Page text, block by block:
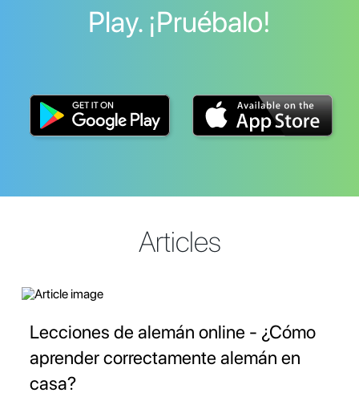
Play. ¡Pruébalo!
Articles
Lecciones de alemán online - ¿Cómo
aprender correctamente alemán en
casa?